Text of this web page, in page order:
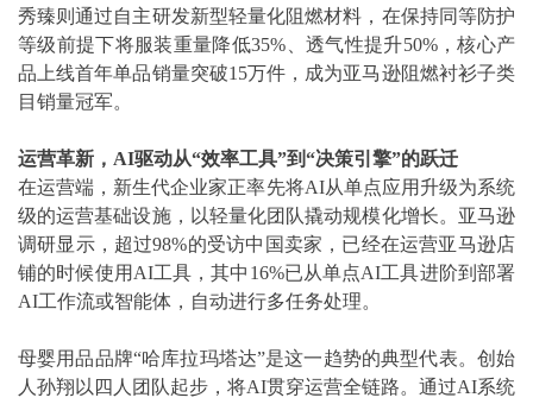
秀臻则通过自主研发新型轻量化阻燃材料，在保持同等防护
等级前提下将服装重量降低35%、透气性提升50%，核心产
品上线首年单品销量突破15万件，成为亚马逊阻燃衬衫子类
目销量冠军。
运营革新，AI驱动从“效率工具”到“决策引擎”的跃迁
在运营端，新生代企业家正率先将AI从单点应用升级为系统
级的运营基础设施，以轻量化团队撬动规模化增长。亚马逊
调研显示，超过98%的受访中国卖家，已经在运营亚马逊店
铺的时候使用AI工具，其中16%已从单点AI工具进阶到部署
AI工作流或智能体，自动进行多任务处理。
母婴用品品牌“哈库拉玛塔达”是这一趋势的典型代表。创始
人孙翔以四人团队起步，将AI贯穿运营全链路。通过AI系统